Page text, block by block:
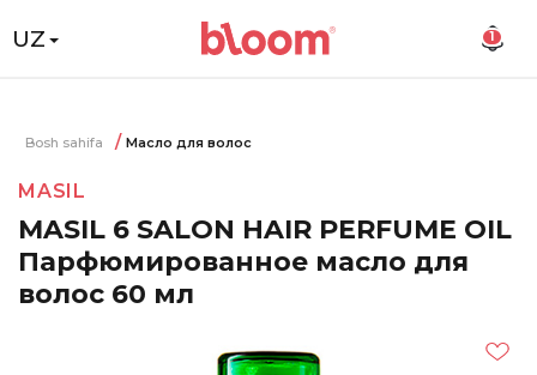
UZ 1
Bosh sahifa Масло для волос
MASIL
MASIL 6 SALON HAIR PERFUME OIL
Парфюмированное масло для
волос 60 мл